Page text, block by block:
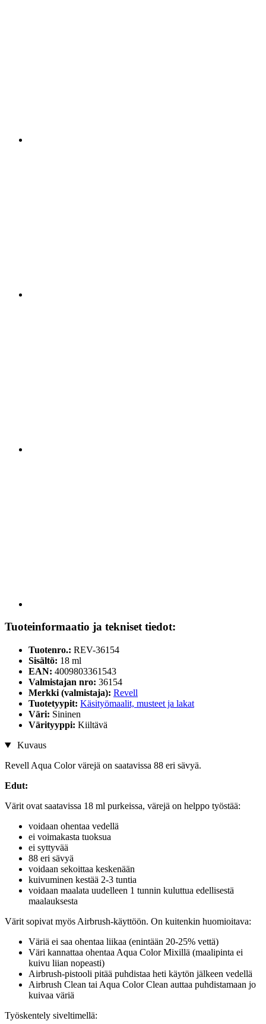
Tuoteinformaatio ja tekniset tiedot:
Tuotenro.: REV-36154
Sisältö: 18 ml
EAN: 4009803361543
Valmistajan nro: 36154
Merkki (valmistaja): Revell
Tuotetyypit: Käsityömaalit, musteet ja lakat
Väri: Sininen
Värityyppi: Kiiltävä
Kuvaus
Revell Aqua Color värejä on saatavissa 88 eri sävyä.
Edut:
Värit ovat saatavissa 18 ml purkeissa, värejä on helppo työstää:
voidaan ohentaa vedellä
ei voimakasta tuoksua
ei syttyvää
88 eri sävyä
voidaan sekoittaa keskenään
kuivuminen kestää 2-3 tuntia
voidaan maalata uudelleen 1 tunnin kuluttua edellisestä
maalauksesta
Värit sopivat myös Airbrush-käyttöön. On kuitenkin huomioitava:
Väriä ei saa ohentaa liikaa (enintään 20-25% vettä)
Väri kannattaa ohentaa Aqua Color Mixillä (maalipinta ei
kuivu liian nopeasti)
Airbrush-pistooli pitää puhdistaa heti käytön jälkeen vedellä
Airbrush Clean tai Aqua Color Clean auttaa puhdistamaan jo
kuivaa väriä
Työskentely siveltimellä: